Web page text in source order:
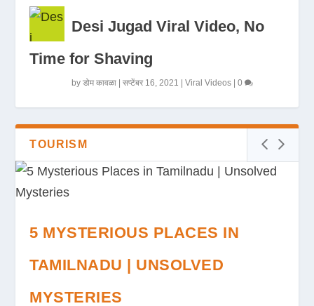
Desi Jugad Viral Video, No
Time for Shaving
byडोम कावळा |सप्टेंबर 16, 2021 |Viral Videos |0
TOURISM
5 MYSTERIOUS PLACES IN
TAMILNADU | UNSOLVED
MYSTERIES